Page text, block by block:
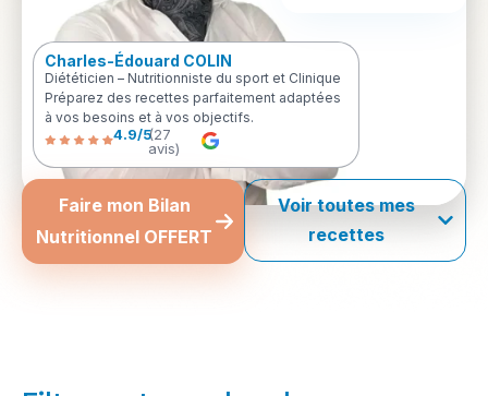
Charles-Édouard COLIN
Diététicien – Nutritionniste du sport et Clinique
Préparez des recettes parfaitement adaptées
à vos besoins et à vos objectifs.
4.9/5(27
avis)
Faire mon Bilan
Nutritionnel OFFERT
Voir toutes mes
recettes